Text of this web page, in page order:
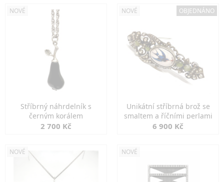
NOVÉ
Stříbrný náhrdelník s
černým korálem
2 700 Kč
NOVÉ OBJEDNÁNO
Unikátní stříbrná brož se
smaltem a říčními perlami
6 900 Kč
NOVÉ NOVÉ